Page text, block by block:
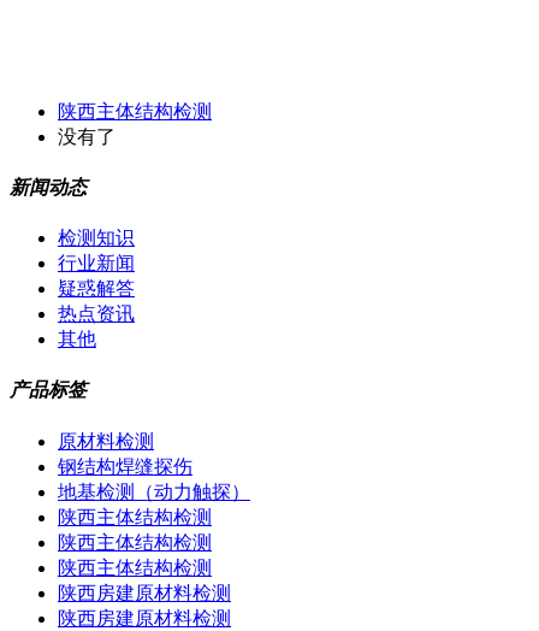
陕西主体结构检测
没有了
新闻动态
检测知识
行业新闻
疑惑解答
热点资讯
其他
产品标签
原材料检测
钢结构焊缝探伤
地基检测（动力触探）
陕西主体结构检测
陕西主体结构检测
陕西主体结构检测
陕西房建原材料检测
陕西房建原材料检测